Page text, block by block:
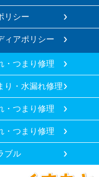
リシー
ィアポリシー
・つまり修理
り・水漏れ修理
・つまり修理
・つまり修理
ブル